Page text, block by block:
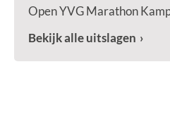
Open YVG Marathon
Bekijk alle uitslagen